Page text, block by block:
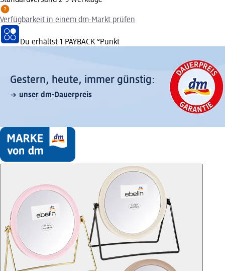
Verfügbarkeit in einem dm-Markt prüfen
Du erhältst 1 PAYBACK °Punkt
Gestern, heute, immer günstig:
unser dm-Dauerpreis